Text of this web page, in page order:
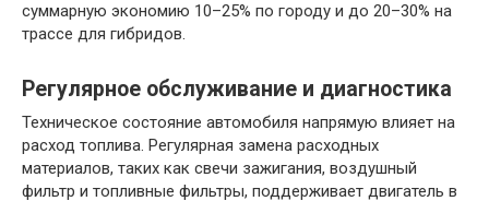
суммарную экономию 10–25% по городу и до 20–30% на
трассе для гибридов.
Регулярное обслуживание и диагностика
Техническое состояние автомобиля напрямую влияет на
расход топлива. Регулярная замена расходных
материалов, таких как свечи зажигания, воздушный
фильтр и топливные фильтры, поддерживает двигатель в